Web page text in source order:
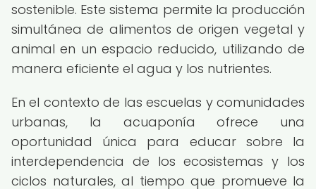
sostenible. Este sistema permite la producción
simultánea de alimentos de origen vegetal y
animal en un espacio reducido, utilizando de
manera eficiente el agua y los nutrientes.
En el contexto de las escuelas y comunidades
urbanas, la acuaponía ofrece una
oportunidad única para educar sobre la
interdependencia de los ecosistemas y los
ciclos naturales, al tiempo que promueve la